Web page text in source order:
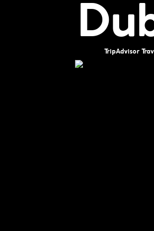
TripAdvisor